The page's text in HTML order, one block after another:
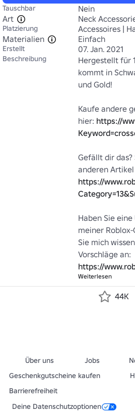
Tauschbar
Nein
Art
Neck
Platzierung
Accessoires |
Materialien
Einfach
Erstellt 07. Jan. 2021
Beschreibung
Hergestellt für
kommt in
und Gold!
Kaufe andere
hier: https://
Gefällt dir
https://
Haben Sie eine
meiner
Sie mich
https://
Weiterlesen
44K
Über uns Jobs
Geschenkgutscheine kaufen
Barrierefreiheit
Deine Datenschutzoptionen